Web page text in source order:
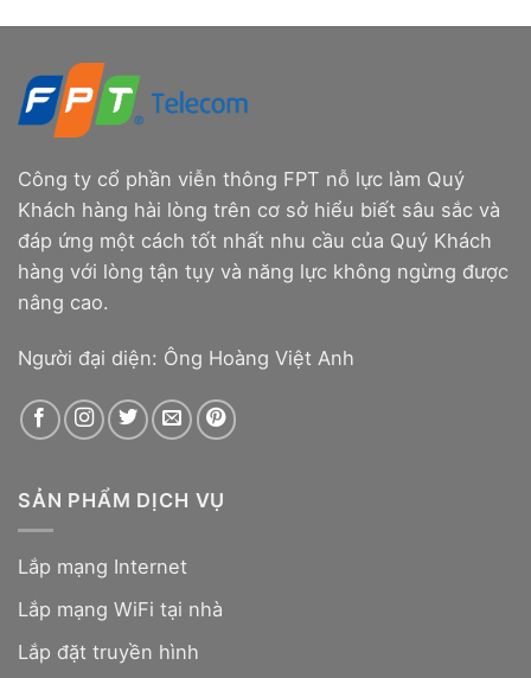
Công ty cổ phần viễn thông FPT nỗ lực làm Quý
Khách hàng hài lòng trên cơ sở hiểu biết sâu sắc và
đáp ứng một cách tốt nhất nhu cầu của Quý Khách
hàng với lòng tận tụy và năng lực không ngừng được
nâng cao.
Người đại diện: Ông Hoàng Việt Anh
SẢN PHẨM DỊCH VỤ
Lắp mạng Internet
Lắp mạng WiFi tại nhà
Lắp đặt truyền hình